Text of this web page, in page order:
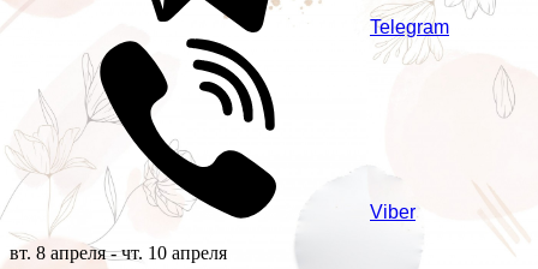
Telegram
Viber
вт. 8 апреля - чт. 10 апреля